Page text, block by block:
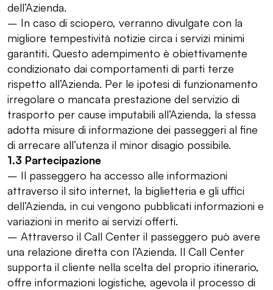
dell’Azienda.
– In caso di sciopero, verranno divulgate con la
migliore tempestività notizie circa i servizi minimi
garantiti. Questo adempimento è obiettivamente
condizionato dai comportamenti di parti terze
rispetto all’Azienda. Per le ipotesi di funzionamento
irregolare o mancata prestazione del servizio di
trasporto per cause imputabili all’Azienda, la stessa
adotta misure di informazione dei passeggeri al fine
di arrecare all’utenza il minor disagio possibile.
1.3 Partecipazione
– Il passeggero ha accesso alle informazioni
attraverso il sito internet, la biglietteria e gli uffici
dell’Azienda, in cui vengono pubblicati informazioni e
variazioni in merito ai servizi offerti.
– Attraverso il Call Center il passeggero può avere
una relazione diretta con l’Azienda. Il Call Center
supporta il cliente nella scelta del proprio itinerario,
offre informazioni logistiche, agevola il processo di